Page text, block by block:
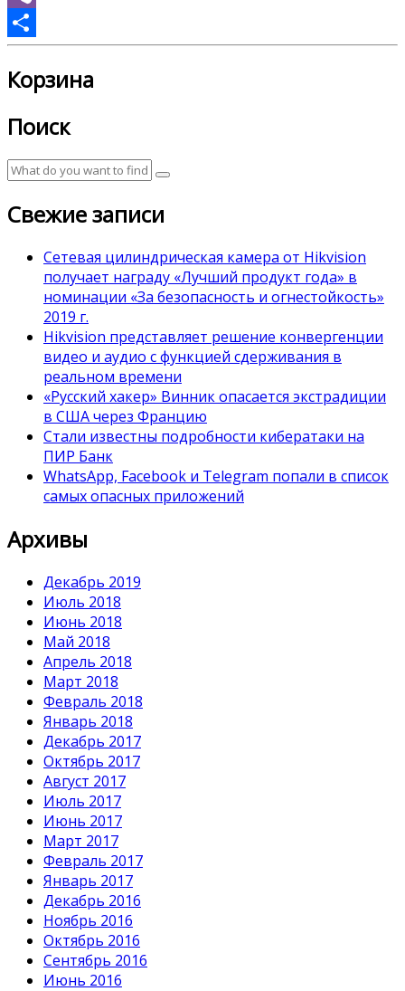
Viber
Отправить
Корзина
Поиск
Свежие записи
Сетевая цилиндрическая камера от Hikvision
получает награду «Лучший продукт года» в
номинации «За безопасность и огнестойкость»
2019 г.
Hikvision представляет решение конвергенции
видео и аудио с функцией сдерживания в
реальном времени
«Русский хакер» Винник опасается экстрадиции
в США через Францию
Стали известны подробности кибератаки на
ПИР Банк
WhatsApp, Facebook и Telegram попали в список
самых опасных приложений
Архивы
Декабрь 2019
Июль 2018
Июнь 2018
Май 2018
Апрель 2018
Март 2018
Февраль 2018
Январь 2018
Декабрь 2017
Октябрь 2017
Август 2017
Июль 2017
Июнь 2017
Март 2017
Февраль 2017
Январь 2017
Декабрь 2016
Ноябрь 2016
Октябрь 2016
Сентябрь 2016
Июнь 2016